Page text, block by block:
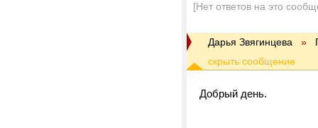
[Нет ответов на это
Дарья Звягинцева »
Добрый день.